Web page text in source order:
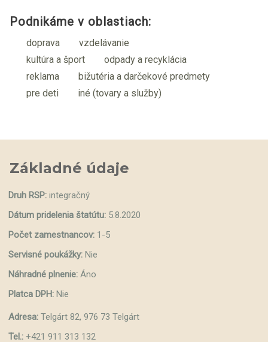
Podnikáme v oblastiach:
doprava
vzdelávanie
kultúra a šport
odpady a recyklácia
reklama
bižutéria a darčekové predmety
pre deti
iné (tovary a služby)
Základné údaje
Druh RSP: integračný
Dátum pridelenia štatútu: 5.8.2020
Počet zamestnancov: 1-5
Servisné poukážky: Nie
Náhradné plnenie: Áno
Platca DPH: Nie
Adresa: Telgárt 82, 976 73 Telgárt
Tel.: +421 911 313 132